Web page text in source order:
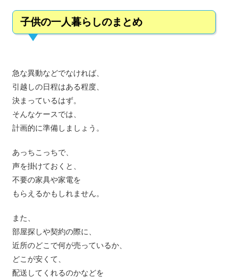
子供の一人暮らしのまとめ
急な異動などでなければ、
引越しの日程はある程度、
決まっているはず。
そんなケースでは、
計画的に準備しましょう。
あっちこっちで、
声を掛けておくと、
不要の家具や家電を
もらえるかもしれません。
また、
部屋探しや契約の際に、
近所のどこで何が売っているか、
どこが安くて、
配送してくれるのかなどを